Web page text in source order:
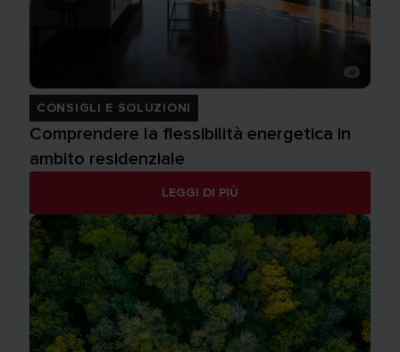
CONSIGLI E SOLUZIONI
Comprendere la flessibilità energetica in
ambito residenziale
LEGGI DI PIÙ